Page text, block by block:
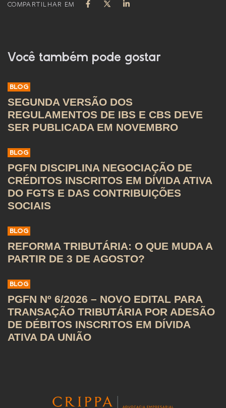
COMPARTILHAR EM
Você também pode gostar
BLOG
SEGUNDA VERSÃO DOS
REGULAMENTOS DE IBS E CBS DEVE
SER PUBLICADA EM NOVEMBRO
BLOG
PGFN DISCIPLINA NEGOCIAÇÃO DE
CRÉDITOS INSCRITOS EM DÍVIDA ATIVA
DO FGTS E DAS CONTRIBUIÇÕES
SOCIAIS
BLOG
REFORMA TRIBUTÁRIA: O QUE MUDA A
PARTIR DE 3 DE AGOSTO?
BLOG
PGFN Nº 6/2026 – NOVO EDITAL PARA
TRANSAÇÃO TRIBUTÁRIA POR ADESÃO
DE DÉBITOS INSCRITOS EM DÍVIDA
ATIVA DA UNIÃO